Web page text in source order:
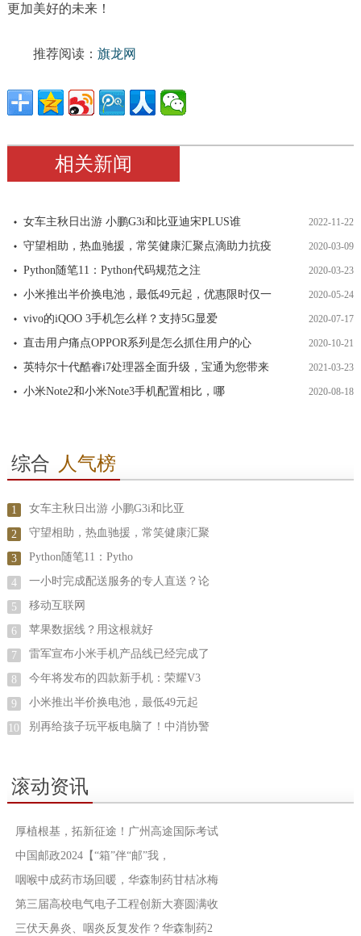
更加美好的未来！
推荐阅读： 旗龙网
相关新闻
女车主秋日出游 小鹏G3i和比亚迪宋PLUS谁 2022-11-22
守望相助，热血驰援，常笑健康汇聚点滴助力抗疫 2020-03-09
Python随笔11：Python代码规范之注 2020-03-23
小米推出半价换电池，最低49元起，优惠限时仅一 2020-05-24
vivo的iQOO 3手机怎么样？支持5G显爱 2020-07-17
直击用户痛点OPPOR系列是怎么抓住用户的心 2020-10-21
英特尔十代酷睿i7处理器全面升级，宝通为您带来 2021-03-23
小米Note2和小米Note3手机配置相比，哪 2020-08-18
综合 人气榜
1 女车主秋日出游 小鹏G3i和比亚
2 守望相助，热血驰援，常笑健康汇聚
3 Python随笔11：Pytho
4 一小时完成配送服务的专人直送？论
5 移动互联网
6 苹果数据线？用这根就好
7 雷军宣布小米手机产品线已经完成了
8 今年将发布的四款新手机：荣耀V3
9 小米推出半价换电池，最低49元起
10 别再给孩子玩平板电脑了！中消协警
滚动资讯
厚植根基，拓新征途！广州高途国际考试
中国邮政2024【“箱”伴“邮”我，
咽喉中成药市场回暖，华森制药甘桔冰梅
第三届高校电气电子工程创新大赛圆满收
三伏天鼻炎、咽炎反复发作？华森制药2